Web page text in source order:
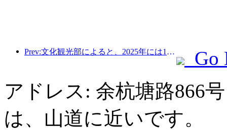
Prev:文化観光部によると、2025年には16,994か所のA級景勝地が75億1000万人の観光客を迎え、5544億9000万元の観光収入を生み出した。
Go
アドレス: 余杭塘路866
は、山道に近いです。